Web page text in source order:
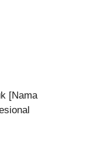
[Nama